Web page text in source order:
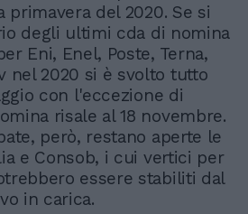
primavera del 2020. Se si
degli ultimi cda di nomina
Eni, Enel, Poste, Terna,
nel 2020 si è svolto tutto
con l'eccezione di
risale al 18 novembre.
però, restano aperte le
e Consob, i cui vertici per
essere stabiliti dal
in carica.